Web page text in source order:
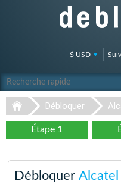
$ USD
Débloquer
Étape 1
Débloquer